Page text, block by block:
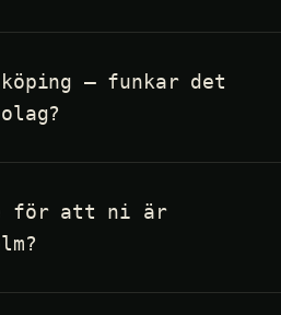
– funkar det
för att ni är